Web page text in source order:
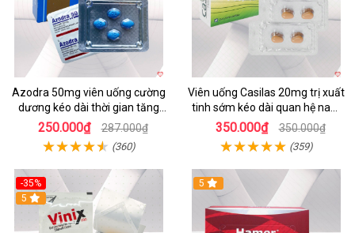
Azodra 50mg viên uống cường
dương kéo dài thời gian tăng
sinh lý hiệu quả
250.000₫ 287.000₫
(360)
Viên uống Casilas 20mg trị xuất
tinh sớm kéo dài quan hệ nam
giới
350.000₫ 350.000₫
(359)
-35%
5
5